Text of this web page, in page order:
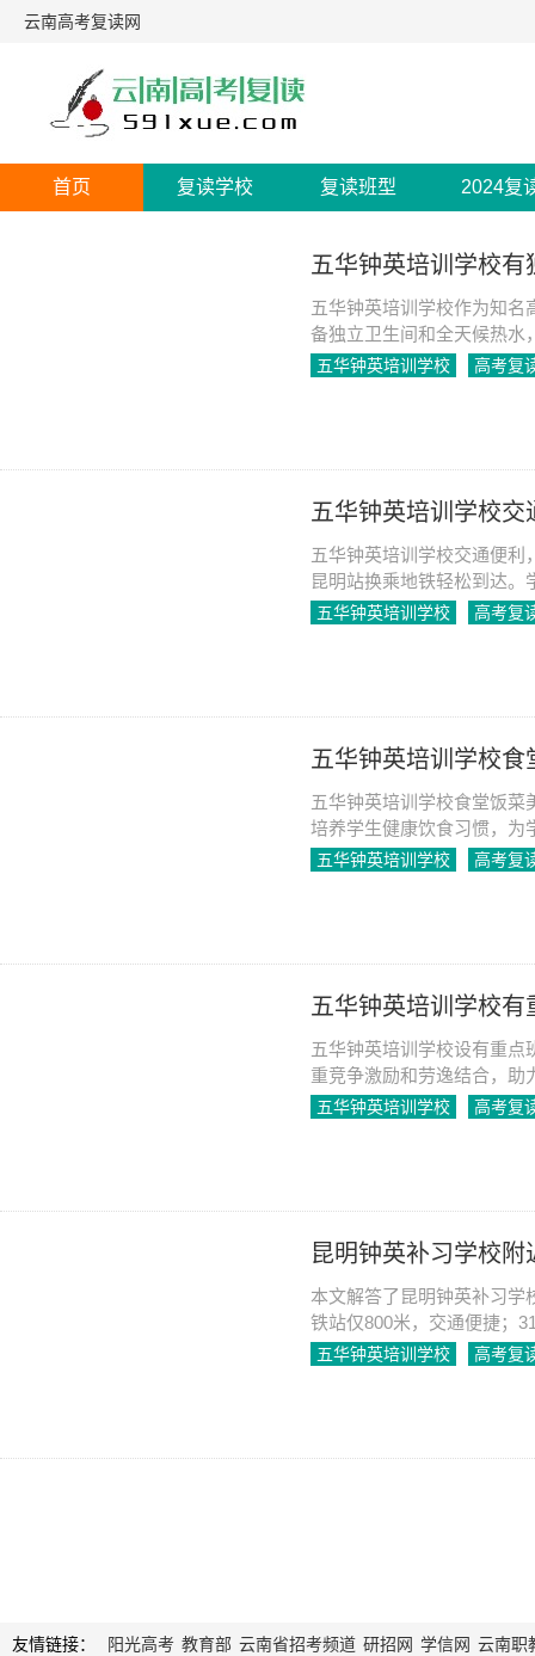
云南高考复读网
首页 复读学校 复读班型 2024复
五华钟英培训学校有
五华钟英培训学校作为知
备独立卫生间和全天候热水
五华钟英培训学校 高考复
五华钟英培训学校交
五华钟英培训学校交通便利
昆明站换乘地铁轻松到达
文体活动，促进学生全面发
五华钟英培训学校 高考复
五华钟英培训学校食
五华钟英培训学校食堂饭
培养学生健康饮食习惯，为
成，共同助力学生成长。
五华钟英培训学校 高考复
五华钟英培训学校有
五华钟英培训学校设有重
重竞争激励和劳逸结合，助
五华钟英培训学校 高考复
昆明钟英补习学校附
本文解答了昆明钟英补习学
铁站仅800米，交通便捷；
五华钟英培训学校 高考复
友情链接： 阳光高考 教育部 云南省招考频道 研招网 学信网 云南职